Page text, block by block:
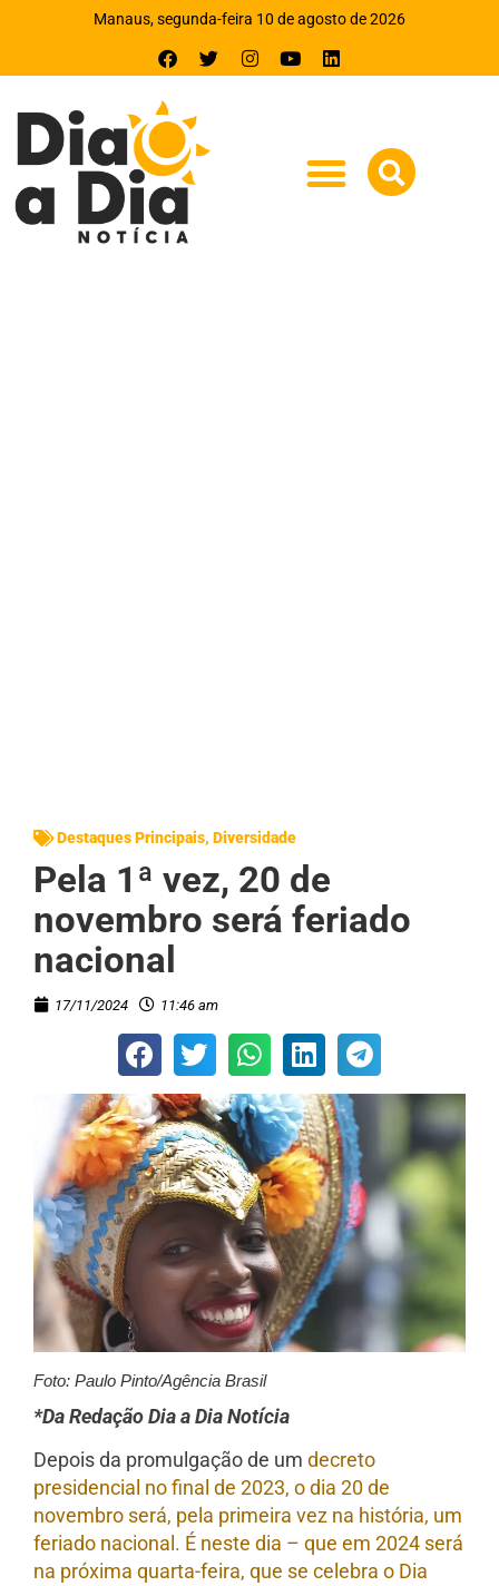
Manaus, segunda-feira 10 de agosto de 2026
Destaques Principais, Diversidade
Pela 1ª vez, 20 de
novembro será feriado
nacional
17/11/2024 11:46 am
Foto: Paulo Pinto/Agência Brasil
*Da Redação Dia a Dia Notícia
Depois da promulgação de um decreto
presidencial no final de 2023, o dia 20 de
novembro será, pela primeira vez na história, um
feriado nacional. É neste dia – que em 2024 será
na próxima quarta-feira, que se celebra o Dia